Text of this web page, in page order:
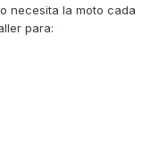
necesita la moto cada
para: